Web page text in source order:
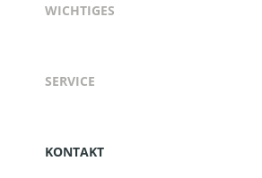
WICHTIGES
SERVICE
KONTAKT